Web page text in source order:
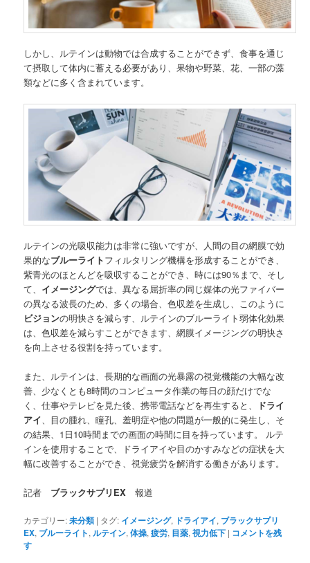
しかし、ルテインは動物では合成することができず、食事を通じ
て摂取して体内に蓄える必要があり、果物や野菜、花、一部の藻
類などに多く含まれています。
ルテインの光吸収能力は非常に強いですが、人間の目の網膜で効
果的なブルーライトフィルタリング機構を形成することができ、
紫青光のほとんどを吸収することができ、時には90％まで、そし
て、 イメージングでは、異なる屈折率の同じ媒体の光ファイバー
の異なる波長のため、多くの場合、色収差を生成し、このように
ビジョンの明快さを減らす、ルテインのブルーライト弱体化効果
は、色収差を減らすことができます、網膜イメージングの明快さ
を向上させる役割を持っています。
また、ルテインは、長期的な画面の光暴露の視覚機能の大幅な改
善、少なくとも8時間のコンピュータ作業の毎日の顔だけでな
く、仕事やテレビを見た後、携帯電話などを再生すると、
ドライ
アイ 、目の腫れ、瞳孔、羞明症や他の問題が一般的に発生し、そ
の結果、1日10時間までの画面の時間に目を持っています。 ルテ
インを使用することで、ドライアイや目のかすみなどの症状を大
幅に改善することができ、視覚疲労を解消する働きがあります。
記者 ブラックサプリEX 報道
カテゴリー:未分類 | タグ: イメージング, ドライアイ, ブラックサプリ
EX, ブルーライト, ルテイン,体操,疲労, 目薬,視力低下 | コメントを残
す